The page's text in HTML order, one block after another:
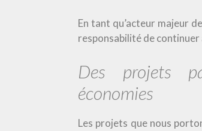
En tant qu’acteur majeur
responsabilité de
Des projets
économies
Les projets que nous